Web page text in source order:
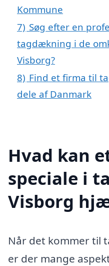
Kommune
7) Søg efter en
tagdækning i de
Visborg?
8) Find et firma til
dele af Danmark
Hvad kan
speciale i
Visborg
Når det kommer til
er der mange